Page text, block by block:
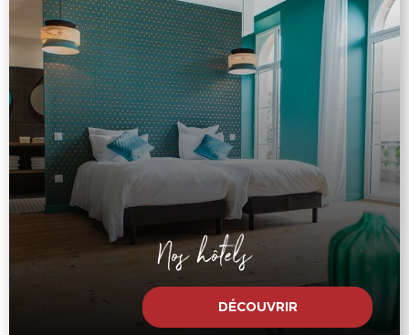
Nos hôtels
DÉCOUVRIR